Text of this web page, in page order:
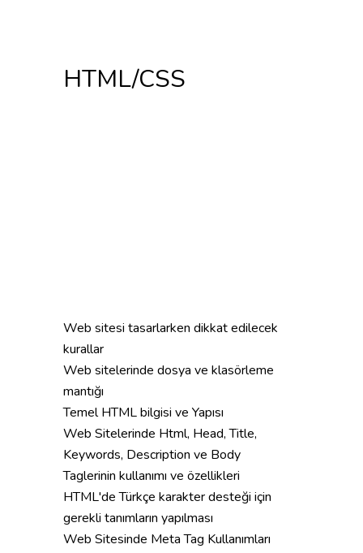
HTML/CSS
Web sitesi tasarlarken dikkat edilecek
kurallar
Web sitelerinde dosya ve klasörleme
mantığı
Temel HTML bilgisi ve Yapısı
Web Sitelerinde Html, Head, Title,
Keywords, Description ve Body
Taglerinin kullanımı ve özellikleri
HTML'de Türkçe karakter desteği için
gerekli tanımların yapılması
Web Sitesinde Meta Tag Kullanımları